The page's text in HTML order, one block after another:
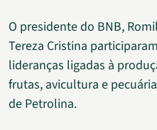
O presidente do BNB,
Tereza Cristina
lideranças ligadas à
frutas, avicultura e
de Petrolina.